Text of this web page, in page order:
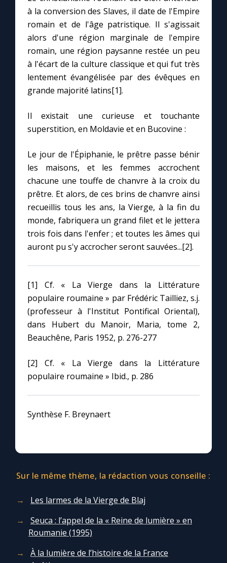
Prier au quotidien
Avec Thérèse de Lisieux
L'Évangile chaque jour
Marie qui défait les nœuds
Me consacrer à Jésus par Marie
Mes intentions de prière
Une Minute avec Marie
Une neuvaine
À la une
1000 Raisons de Croire
Chapelet pour le monde
Contact
Faire un don
à la conversion des Slaves, il date de l'Empire
romain et de l'âge patristique. Il s'agissait
alors d'une région marginale de l'empire
romain, une région paysanne restée un peu
à l'écart de la culture classique et qui fut très
lentement évangélisée par des évêques en
grande majorité latins[1].
Il existait une curieuse et touchante
superstition, en Moldavie et en Bucovine :
Le jour de l'Épiphanie, le prêtre passe bénir
les maisons, et les femmes accrochent
chacune une touffe de chanvre à la croix du
prêtre. Et alors, de ces brins de chanvre ainsi
recueillis tous les ans, la Vierge, à la fin du
monde, fabriquera un grand filet et le jettera
trois fois dans l'enfer ; et toutes les âmes qui
auront pu s'y accrocher seront sauvées...[2].
[1] Cf. « La Vierge dans la Littérature
populaire roumaine » par Frédéric Tailliez, s.j.
(professeur à l'Institut Pontifical Oriental),
dans Hubert du Manoir, Maria, tome 2,
Beauchêne, Paris 1952, p. 276-277
[2] Cf. « La Vierge dans la Littérature
populaire roumaine » Ibid., p. 286
Synthèse F. Breynaert
Sur le même thème, la rédaction vous conseille :
Les larmes de la Vierge de Blaj
Seuca : l’appel de la « Reine de lumière » en
Roumanie (1995)
À la lumière de l’histoire de la France